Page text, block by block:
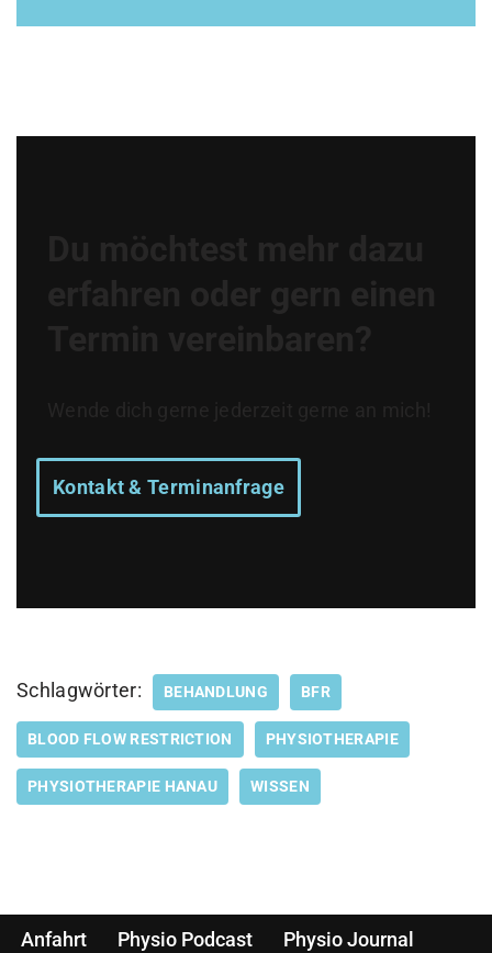
Kontakt & Terminanfrage
Schlagwörter: BEHANDLUNG BFR
BLOOD FLOW RESTRICTION PHYSIOTHERAPIE
PHYSIOTHERAPIE HANAU WISSEN
Anfahrt Physio Podcast Physio Journal